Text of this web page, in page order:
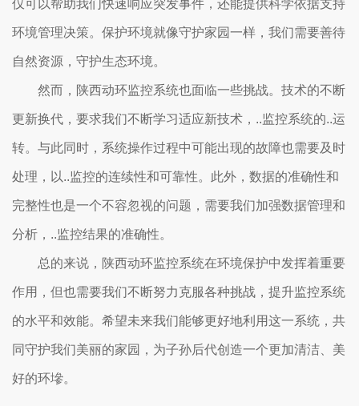
仅可以帮助我们快速响应突发事件，还能提供科学依据支持
环境管理决策。保护环境就像守护家园一样，我们需要善待
自然资源，守护生态环境。
然而，陕西动环监控系统也面临一些挑战。技术的不断
更新换代，要求我们不断学习适应新技术，..监控系统的..运
转。与此同时，系统操作过程中可能出现的故障也需要及时
处理，以..监控的连续性和可靠性。此外，数据的准确性和
完整性也是一个不容忽视的问题，需要我们加强数据管理和
分析，..监控结果的准确性。
总的来说，陕西动环监控系统在环境保护中发挥着重要
作用，但也需要我们不断努力克服各种挑战，提升监控系统
的水平和效能。希望未来我们能够更好地利用这一系统，共
同守护我们美丽的家园，为子孙后代创造一个更加清洁、美
好的环墋。